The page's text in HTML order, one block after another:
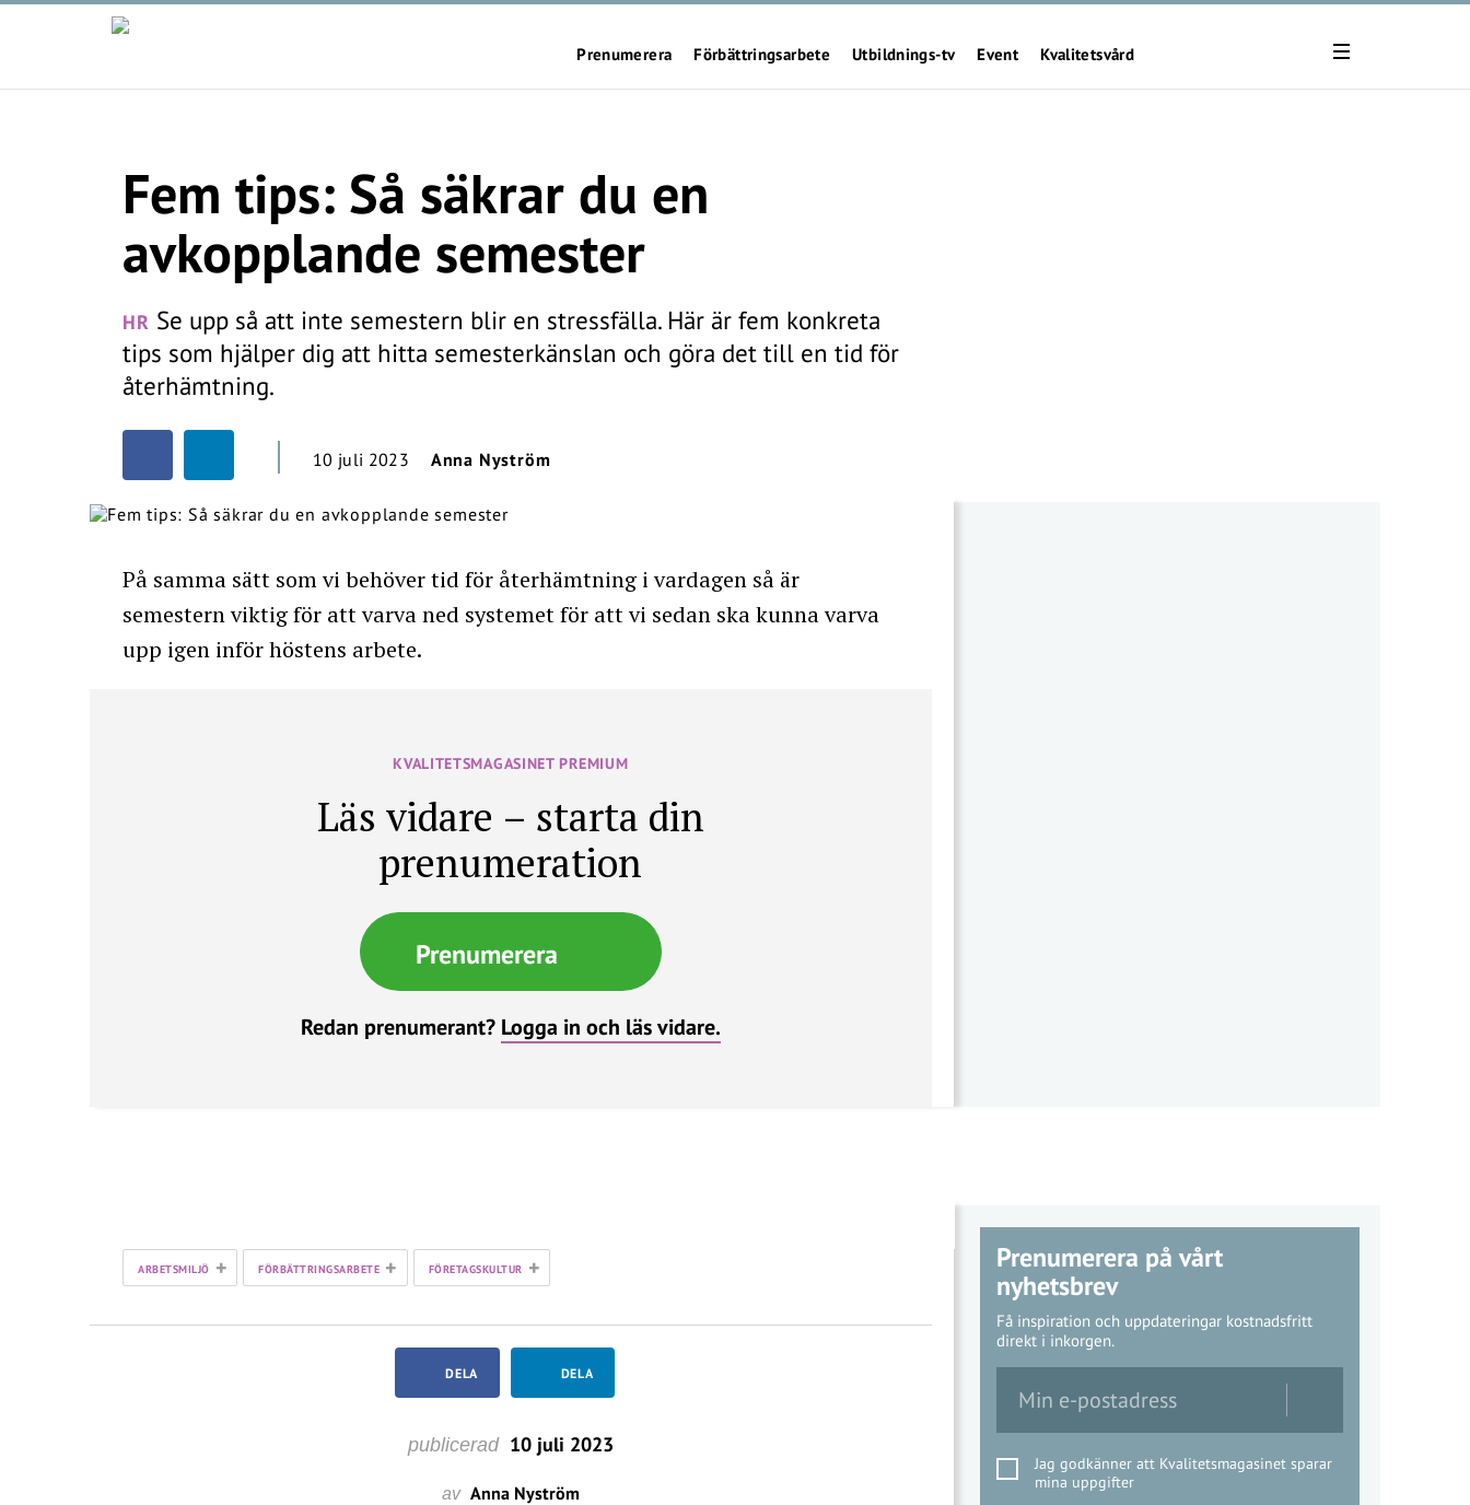
Prenumerera Förbättringsarbete Utbildnings-tv Event Kvalitetsvård
Fem tips: Så säkrar du en
avkopplande semester
HR Se upp så att inte semestern blir en stressfälla. Här är fem konkreta
tips som hjälper dig att hitta semesterkänslan och göra det till en tid för
återhämtning.
10 juli 2023 Anna Nyström
På samma sätt som vi behöver tid för återhämtning i vardagen så är
semestern viktig för att varva ned systemet för att vi sedan ska kunna varva
upp igen inför höstens arbete.
KVALITETSMAGASINET PREMIUM
Läs vidare – starta din
prenumeration
Prenumerera
Redan prenumerant? Logga in och läs vidare.
ARBETSMILJÖ + FÖRBÄTTRINGSARBETE + FÖRETAGSKULTUR +
DELA DELA
publicerad 10 juli 2023
av Anna Nyström
Prenumerera på vårt
nyhetsbrev
Få inspiration och uppdateringar kostnadsfritt
direkt i inkorgen.
Jag godkänner att Kvalitetsmagasinet sparar
mina uppgifter